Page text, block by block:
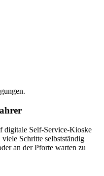
digitale Self-Service-Kioske
Schritte selbstständig
an der Pforte warten zu